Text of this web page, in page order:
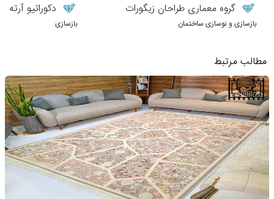
گروه معماری طراحان زیگورات
بازسازی و نوسازی ساختمان
دکوراتیو آرته
بازسازی
مطالب مرتبط